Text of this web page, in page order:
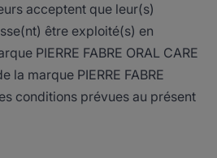
acceptent que leur(s)
être exploité(s) en
PIERRE FABRE ORAL CARE
la marque PIERRE FABRE
conditions prévues au présent